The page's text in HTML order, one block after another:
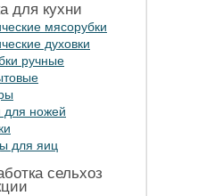
для кухни
мясорубки
духовки
ручные
для ножей
для яиц
сельхоз